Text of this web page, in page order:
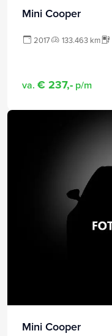
Mini Cooper
2017 133.463 km
va. € 237,- p/m
Mini Cooper